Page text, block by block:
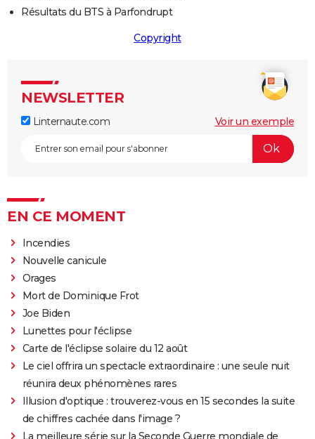
Résultats du BTS à Parfondrupt
Copyright
NEWSLETTER
Linternaute.com Voir un exemple
EN CE MOMENT
Incendies
Nouvelle canicule
Orages
Mort de Dominique Frot
Joe Biden
Lunettes pour l'éclipse
Carte de l'éclipse solaire du 12 août
Le ciel offrira un spectacle extraordinaire : une seule nuit
réunira deux phénomènes rares
Illusion d'optique : trouverez-vous en 15 secondes la suite
de chiffres cachée dans l'image ?
La meilleure série sur la Seconde Guerre mondiale de